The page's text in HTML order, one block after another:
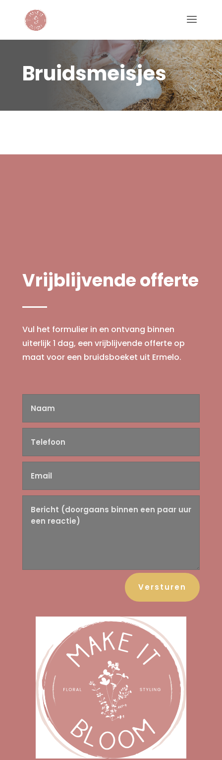
Bruidsmeisjes
Vrijblijvende offerte
Vul het formulier in en ontvang binnen
uiterlijk 1 dag, een vrijblijvende offerte op
maat voor een bruidsboeket uit Ermelo.
Versturen